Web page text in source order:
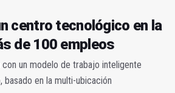
centro tecnológico en la
de 100 empleos
con un modelo de trabajo inteligente
basado en la multi-ubicación